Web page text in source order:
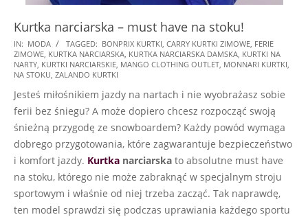
Kurtka narciarska – must have na stoku!
2024-
11-
14
IN: MODA TAGGED: BONPRIX KURTKI, CARRY KURTKI ZIMOWE, FERIE
ZIMOWE, KURTKA NARCIARSKA, KURTKA NARCIARSKA DAMSKA, KURTKI NA
NARTY, KURTKI NARCIARSKIE, MANGO CLOTHING OUTLET, MONNARI KURTKI,
NA STOKU, ZALANDO KURTKI
Jesteś miłośnikiem jazdy na nartach i nie wyobrażasz sobie
ferii bez śniegu? A może dopiero chcesz rozpocząć swoją
śnieżną przygodę ze snowboardem? Każdy powód wymaga
dobrego przygotowania, które zagwarantuje bezpieczeństwo
i komfort jazdy. Kurtka narciarska to absolutne must have
na stoku, którego nie może zabraknąć w specjalnym stroju
sportowym i właśnie od niej trzeba zacząć. Tak naprawdę,
ten model sprawdzi się podczas uprawiania każdego sportu